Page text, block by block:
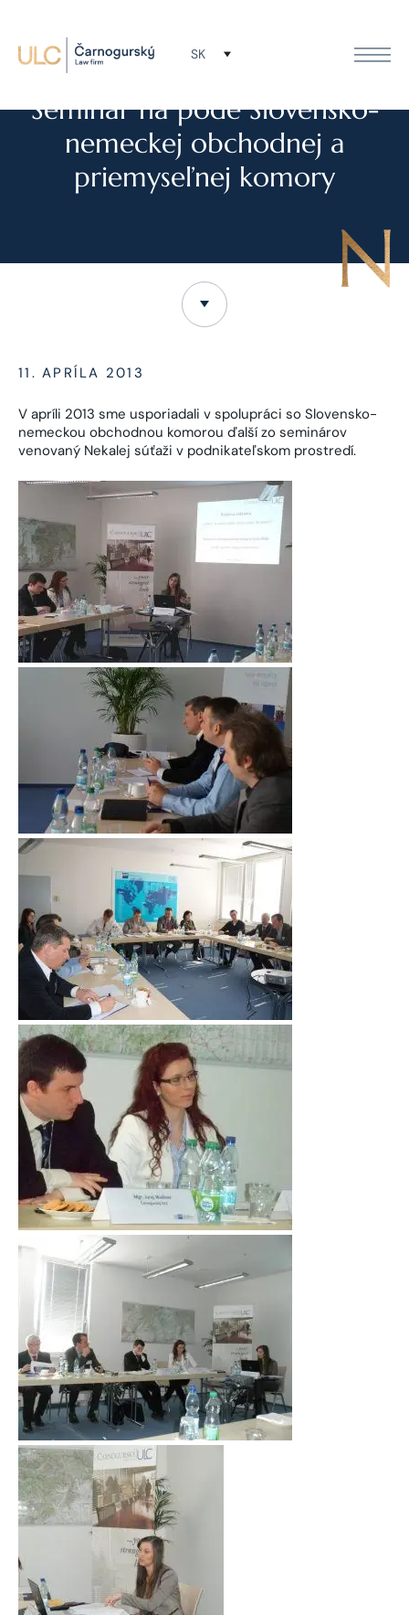
SK
NOVINKY
Seminár na pôde Slovensko-
nemeckej obchodnej a
priemyseľnej komory
11. APRÍLA 2013
V apríli 2013 sme usporiadali v spolupráci so Slovensko-
nemeckou obchodnou komorou ďalší zo seminárov
venovaný Nekalej súťaži v podnikateľskom prostredí.